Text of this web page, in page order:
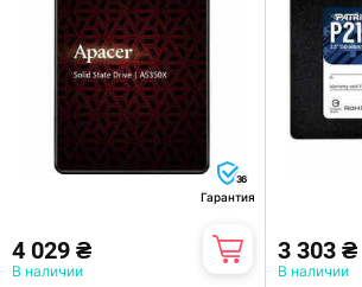
36
Гарантия
4 029 ₴
В наличии
3 303 ₴
В наличии